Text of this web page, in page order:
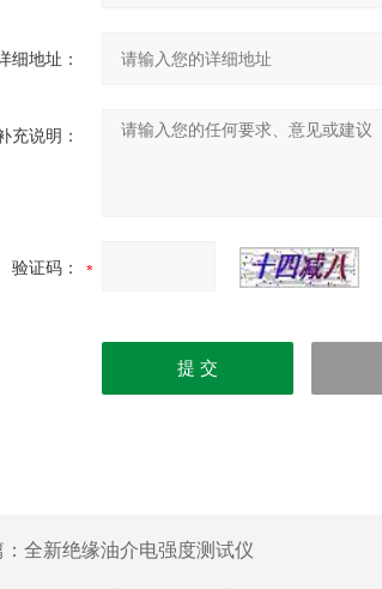
细地址：
充说明：
验证码：
全新绝缘油介电强度测试仪